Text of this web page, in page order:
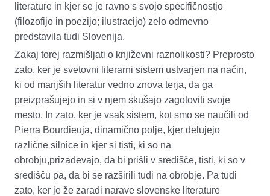
literature in kjer se je ravno s svojo specifičnostjo
(filozofijo in poezijo; ilustracijo) zelo odmevno
predstavila tudi Slovenija.
Zakaj torej razmišljati o književni raznolikosti? Preprosto
zato, ker je svetovni literarni sistem ustvarjen na način,
ki od manjših literatur vedno znova terja, da ga
preizprašujejo in si v njem skušajo zagotoviti svoje
mesto. In zato, ker je vsak sistem, kot smo se naučili od
Pierra Bourdieuja, dinamično polje, kjer delujejo
različne silnice in kjer si tisti, ki so na
obrobju,prizadevajo, da bi prišli v središče, tisti, ki so v
središču pa, da bi se razširili tudi na obrobje. Pa tudi
zato, ker je že zaradi narave slovenske literature